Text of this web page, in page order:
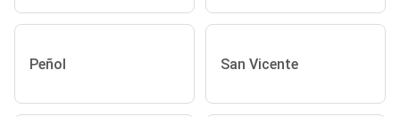
Peñol San Vicente